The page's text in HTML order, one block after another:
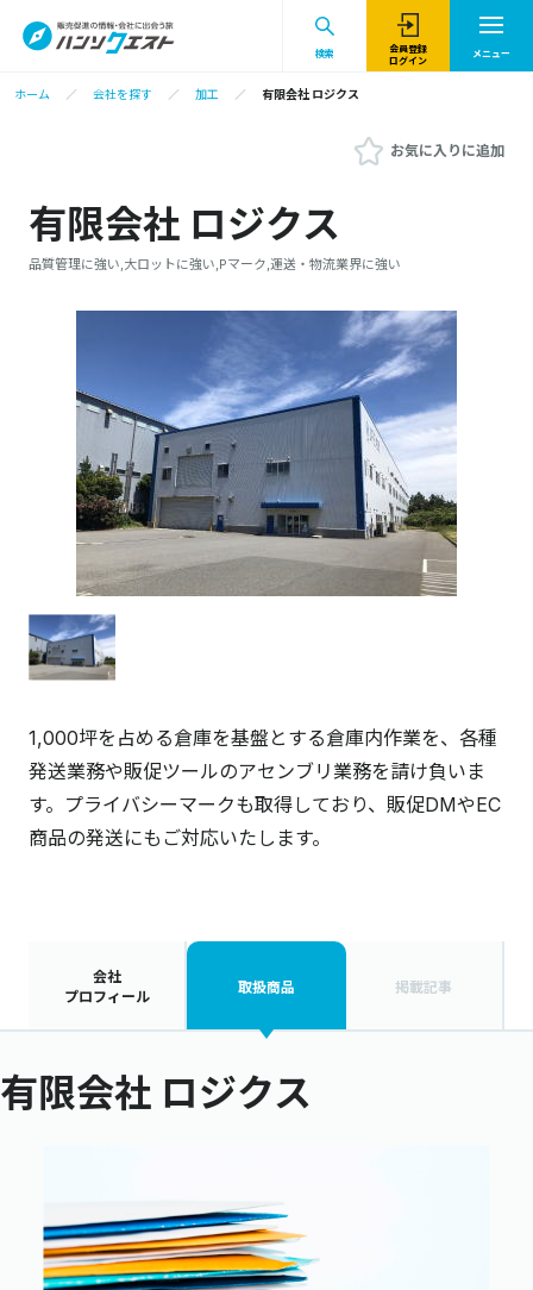
検索
会員登録
ログイン
メニュー
ホーム 会社を探す 加工 有限会社 ロジクス
お気に入りに追加
有限会社 ロジクス
品質管理に強い,大ロットに強い,Pマーク,運送・物流業界に強い
1,000坪を占める倉庫を基盤とする倉庫内作業を、各種
発送業務や販促ツールのアセンブリ業務を請け負いま
す。プライバシーマークも取得しており、販促DMやEC
商品の発送にもご対応いたします。
会社
プロフィール
取扱商品 掲載記事
有限会社 ロジクス